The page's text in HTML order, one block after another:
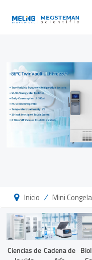
Inicio /
Ciencias de Cadena de